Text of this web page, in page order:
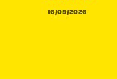
16/09/2026